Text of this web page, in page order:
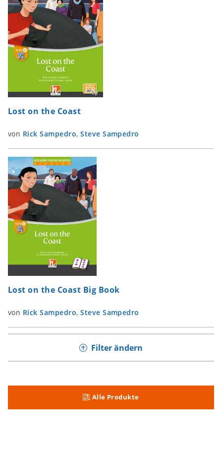
Lost on the Coast
von Rick Sampedro,Steve Sampedro
Lost on the Coast Big Book
von Rick Sampedro,Steve Sampedro
Filter ändern
Alle Produkte